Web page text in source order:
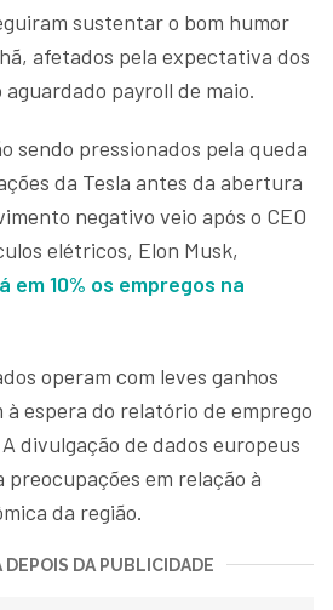
sustentar o bom humor
afetados pela expectativa dos
payroll de maio.
sendo pressionados pela queda
da Tesla antes da abertura
negativo veio após o CEO
elétricos, Elon Musk,
em 10% os empregos na
operam com leves ganhos
espera do relatório de emprego
divulgação de dados europeus
em relação à
da região.
DA PUBLICIDADE